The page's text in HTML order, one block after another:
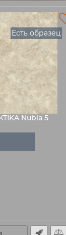
Есть образец
Nubia 5